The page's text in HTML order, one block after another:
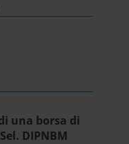
una borsa di
DIPNBM